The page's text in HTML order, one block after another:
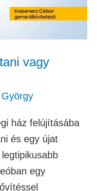
vagy
ház felújításába
és egy újat
egy